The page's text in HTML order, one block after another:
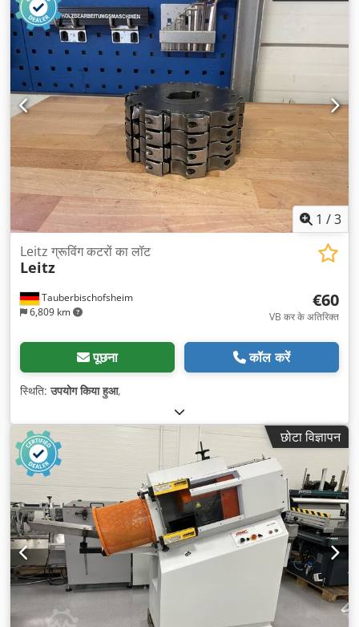
1 /3
Tauberbischofsheim
6,809 km
Leitz ग्रूविंग कटरों का लॉट
Leitz
€60
VB कर के अतिरिक्त
पूछना कॉल करें
स्थिति:उपयोग किया हुआ,
छोटा विज्ञापन